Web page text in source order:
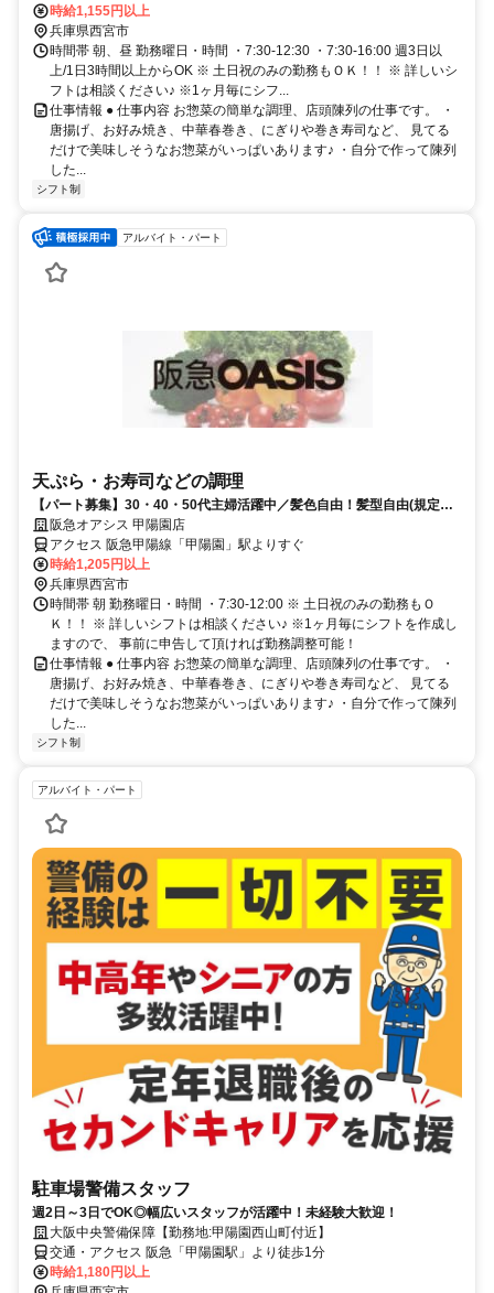
時給1,155円以上
兵庫県西宮市
時間帯 朝、昼 勤務曜日・時間 ・7:30-12:30 ・7:30-16:00 週3日以
上/1日3時間以上からOK ※ 土日祝のみの勤務もＯＫ！！ ※ 詳しいシ
フトは相談ください♪ ※1ヶ月毎にシフ...
仕事情報 ● 仕事内容 お惣菜の簡単な調理、店頭陳列の仕事です。 ・
唐揚げ、お好み焼き、中華春巻き、にぎりや巻き寿司など、 見てる
だけで美味しそうなお惣菜がいっぱいあります♪ ・自分で作って陳列
した...
シフト制
アルバイト・パート
天ぷら・お寿司などの調理
【パート募集】30・40・50代主婦活躍中／髪色自由！髪型自由(規定
有)、嬉しいお買い物特典あり♪
阪急オアシス 甲陽園店
アクセス 阪急甲陽線「甲陽園」駅よりすぐ
時給1,205円以上
兵庫県西宮市
時間帯 朝 勤務曜日・時間 ・7:30-12:00 ※ 土日祝のみの勤務もＯ
Ｋ！！ ※ 詳しいシフトは相談ください♪ ※1ヶ月毎にシフトを作成し
ますので、 事前に申告して頂ければ勤務調整可能！
仕事情報 ● 仕事内容 お惣菜の簡単な調理、店頭陳列の仕事です。 ・
唐揚げ、お好み焼き、中華春巻き、にぎりや巻き寿司など、 見てる
だけで美味しそうなお惣菜がいっぱいあります♪ ・自分で作って陳列
した...
シフト制
アルバイト・パート
駐車場警備スタッフ
週2日～3日でOK◎幅広いスタッフが活躍中！未経験大歓迎！
大阪中央警備保障【勤務地:甲陽園西山町付近】
交通・アクセス 阪急「甲陽園駅」より徒歩1分
時給1,180円以上